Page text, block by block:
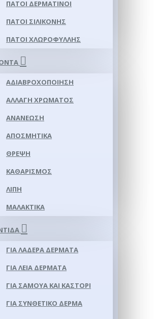
ΠΆΤΟΙ ΔΕΡΜΆΤΙΝΟΙ
ΠΆΤΟΙ ΣΙΛΙΚΌΝΗΣ
ΠΆΤΟΙ ΧΛΩΡΟΦΎΛΛΗΣ
ΑΔΙΑΒΡΟΧΟΠΟΊΗΣΗ
ΑΛΛΑΓΉ ΧΡΏΜΑΤΟΣ
ΑΝΑΝΈΩΣΗ
ΑΠΟΣΜΗΤΙΚΆ
ΘΡΈΨΗ
ΚΑΘΑΡΙΣΜΌΣ
ΛΊΠΗ
ΜΑΛΑΚΤΙΚΆ
ΓΙΑ ΛΑΔΕΡΆ ΔΈΡΜΑΤΑ
ΓΙΑ ΛΕΊΑ ΔΈΡΜΑΤΑ
ΓΙΑ ΣΑΜΟΥΑ ΚΑΙ ΚΑΣΤΌΡΙ
ΓΙΑ ΣΥΝΘΕΤΙΚΌ ΔΈΡΜΑ